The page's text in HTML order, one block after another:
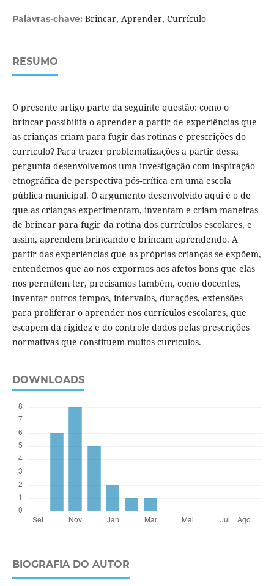
Palavras-chave: Brincar, Aprender, Currículo
RESUMO
O presente artigo parte da seguinte questão: como o
brincar possibilita o aprender a partir de experiências que
as crianças criam para fugir das rotinas e prescrições do
currículo? Para trazer problematizações a partir dessa
pergunta desenvolvemos uma investigação com inspiração
etnográfica de perspectiva pós-crítica em uma escola
pública municipal. O argumento desenvolvido aqui é o de
que as crianças experimentam, inventam e criam maneiras
de brincar para fugir da rotina dos currículos escolares, e
assim, aprendem brincando e brincam aprendendo. A
partir das experiências que as próprias crianças se expõem,
entendemos que ao nos expormos aos afetos bons que elas
nos permitem ter, precisamos também, como docentes,
inventar outros tempos, intervalos, durações, extensões
para proliferar o aprender nos currículos escolares, que
escapem da rigidez e do controle dados pelas prescrições
normativas que constituem muitos currículos.
DOWNLOADS
BIOGRAFIA DO AUTOR